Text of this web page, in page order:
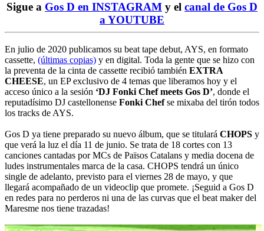
Sigue a Gos D en INSTAGRAM y el canal de Gos D
a YOUTUBE
En julio de 2020 publicamos su beat tape debut, AYS, en formato
cassette, (últimas copias) y en digital. Toda la gente que se hizo con
la preventa de la cinta de cassette recibió también EXTRA
CHEESE, un EP exclusivo de 4 temas que liberamos hoy y el
acceso único a la sesión ‘DJ Fonki Chef meets Gos D’, donde el
reputadísimo DJ castellonense Fonki Chefse mixaba del tirón todos
los tracks de AYS.
Gos D ya tiene preparado su nuevo álbum, que se titulará CHOPS y
que verá la luz el día 11 de junio. Se trata de 18 cortes con 13
canciones cantadas por MCs de Països Catalans y media docena de
ludes instrumentales marca de la casa. CHOPS tendrá un único
single de adelanto, previsto para el viernes 28 de mayo, y que
llegará acompañado de un videoclip que promete. ¡Seguid a Gos D
en redes para no perderos ni una de las curvas que el beat maker del
Maresme nos tiene trazadas!